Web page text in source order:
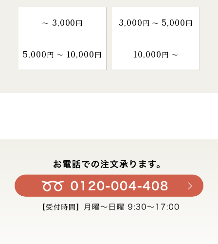
～ 3,000円 3,000円 〜 5,000円
5,000円 〜 10,000円 10,000円 〜